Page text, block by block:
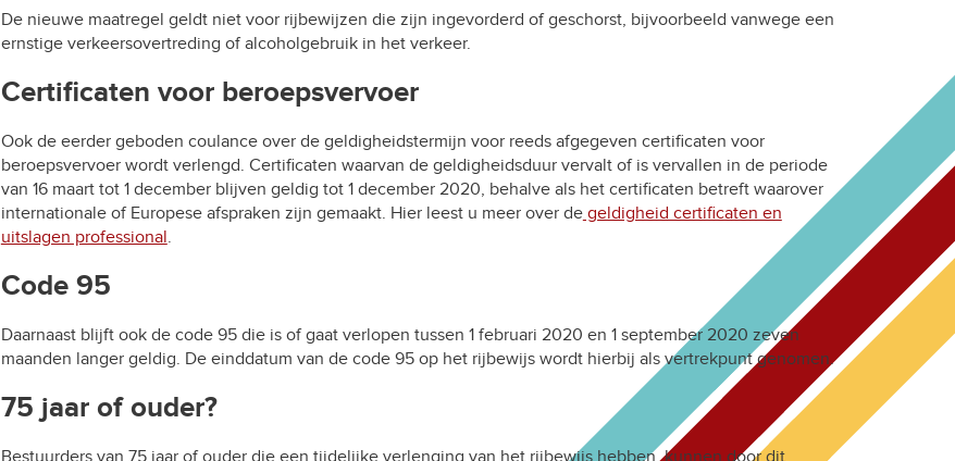
De nieuwe maatregel geldt niet voor rijbewijzen die zijn ingevorderd of geschorst, bijvoorbeeld vanwege een
ernstige verkeersovertreding of alcoholgebruik in het verkeer.
Certificaten voor beroepsvervoer
Ook de eerder geboden coulance over de geldigheidstermijn voor reeds afgegeven certificaten voor
beroepsvervoer wordt verlengd. Certificaten waarvan de geldigheidsduur vervalt of is vervallen in de periode
van 16 maart tot 1 december blijven geldig tot 1 december 2020, behalve als het certificaten betreft waarover
internationale of Europese afspraken zijn gemaakt. Hier leest u meer over degeldigheid certificaten en
uitslagen professional.
Code 95
Daarnaast blijft ook de code 95 die is of gaat verlopen tussen 1 februari 2020 en 1 september 2020 zeven
maanden langer geldig. De einddatum van de code 95 op het rijbewijs wordt hierbij als vertrekpunt genomen.
75 jaar of ouder?
Bestuurders van 75 jaar of ouder die een tijdelijke verlenging van het rijbewijs hebben, kunnen door dit